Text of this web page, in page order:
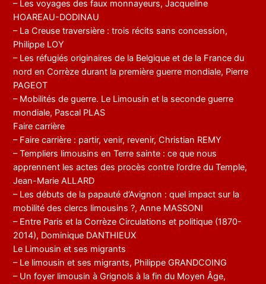
– Les voyages des faux monnayeurs, Jacqueline
HOAREAU-DODINAU
– La Creuse traversière : trois récits sans concession,
Philippe LOY
– Les réfugiés originaires de la Belgique et de la France du
nord en Corrèze durant la première guerre mondiale, Pierre
PAGEOT
– Mobilités de guerre. Le Limousin et la seconde guerre
mondiale, Pascal PLAS
Faire carrière
– Faire carrière : partir, venir, revenir, Christian REMY
– Templiers limousins en Terre sainte : ce que nous
apprennent les actes des procès contre l’ordre du Temple,
Jean-Marie ALLARD
– Les débuts de la papauté d’Avignon : quel impact sur la
mobilité des clercs limousins ?, Anne MASSONI
– Entre Paris et la Corrèze Circulations et politique (1870-
2014), Dominique DANTHIEUX
Le Limousin et ses migrants
– Le limousin et ses migrants, Philippe GRANDCOING
– Un foyer limousin à Grignols à la fin du Moyen Âge,